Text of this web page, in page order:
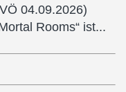
04.09.2026)
Rooms“ ist...